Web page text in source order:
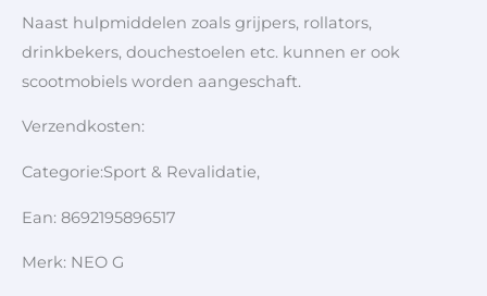
Naast hulpmiddelen zoals grijpers, rollators,
drinkbekers, douchestoelen etc. kunnen er ook
scootmobiels worden aangeschaft.
Verzendkosten:
Categorie:Sport & Revalidatie,
Ean: 8692195896517
Merk: NEO G